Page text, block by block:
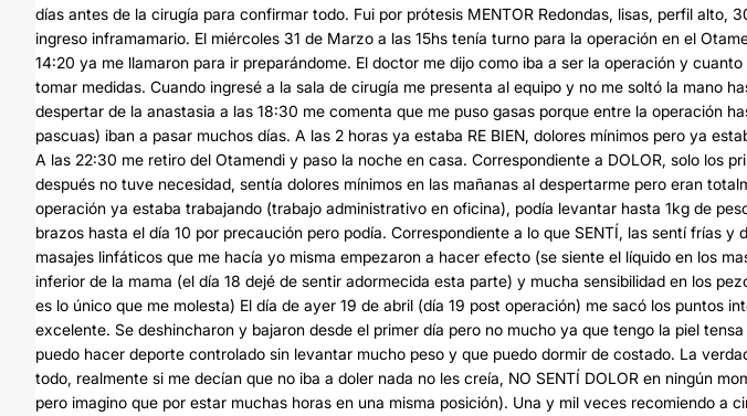
días antes de la cirugía para confirmar todo. Fui por prótesis MENTOR Redondas, lisas, perfil alto,
ingreso inframamario. El miércoles 31 de Marzo a las 15hs tenía turno para la operación en el
14:20 ya me llamaron para ir preparándome. El doctor me dijo como iba a ser la operación y
tomar medidas. Cuando ingresé a la sala de cirugía me presenta al equipo y no me soltó la mano
despertar de la anastasia a las 18:30 me comenta que me puso gasas porque entre la operación
pascuas) iban a pasar muchos días. A las 2 horas ya estaba RE BIEN, dolores mínimos pero ya
A las 22:30 me retiro del Otamendi y paso la noche en casa. Correspondiente a DOLOR, solo los
después no tuve necesidad, sentía dolores mínimos en las mañanas al despertarme pero eran
operación ya estaba trabajando (trabajo administrativo en oficina), podía levantar hasta 1kg de
brazos hasta el día 10 por precaución pero podía. Correspondiente a lo que SENTÍ, las sentí frías y
masajes linfáticos que me hacía yo misma empezaron a hacer efecto (se siente el líquido en los
inferior de la mama (el día 18 dejé de sentir adormecida esta parte) y mucha sensibilidad en los
es lo único que me molesta) El día de ayer 19 de abril (día 19 post operación) me sacó los puntos
excelente. Se deshincharon y bajaron desde el primer día pero no mucho ya que tengo la piel
puedo hacer deporte controlado sin levantar mucho peso y que puedo dormir de costado. La
todo, realmente si me decían que no iba a doler nada no les creía, NO SENTÍ DOLOR en ningún
pero imagino que por estar muchas horas en una misma posición). Una y mil veces recomiendo a